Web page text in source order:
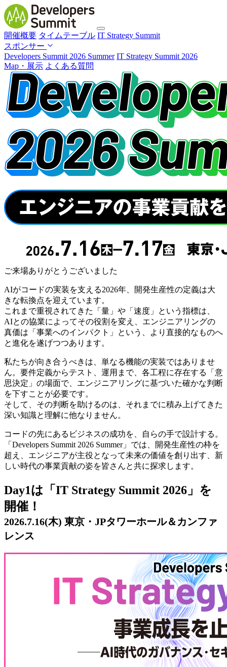
開催概要 タイムテーブル IT Strategy Summit
スポンサー
Developers Summit 2026 Summer IT Strategy Summit 2026
Map・展示 よくある質問
ご来場ありがとうございました
AIがコードの実装を支える2026年、開発生産性の定義は大
きな転換点を迎えています。
これまで重視されてきた「量」や「速度」という指標は、
AIとの協業によってその役割を変え、エンジニアリングの
真価は「事業へのインパクト」という、より直接的なものへ
と進化を遂げつつあります。
私たちが向き合うべきは、単なる機能の実装ではありませ
ん。要件定義からテスト、運用まで、各工程に存在する「意
思決定」の場面で、エンジニアリングに基づいた確かな判断
を下すことが必要です。
そして、その判断を助けるのは、それまでに積み上げてきた
深い知識と理解に他なりません。
コードの先にあるビジネスの成功を、自らの手で設計する。
「Developers Summit 2026 Summer」では、開発生産性の枠を
超え、エンジニアが主役となって未来の価値を創り出す、新
しい時代の事業貢献の姿を皆さんと共に探求します。
Day1は「IT Strategy Summit 2026」を
開催！
2026.7.16(木) 東京・JPタワーホール＆カンファ
レンス